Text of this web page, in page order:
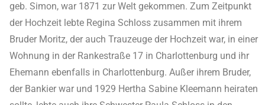
geb. Simon, war 1871 zur Welt gekommen. Zum Zeitpunkt
der Hochzeit lebte Regina Schloss zusammen mit ihrem
Bruder Moritz, der auch Trauzeuge der Hochzeit war, in einer
Wohnung in der Rankestraße 17 in Charlottenburg und ihr
Ehemann ebenfalls in Charlottenburg. Außer ihrem Bruder,
der Bankier war und 1929 Hertha Sabine Kleemann heiraten